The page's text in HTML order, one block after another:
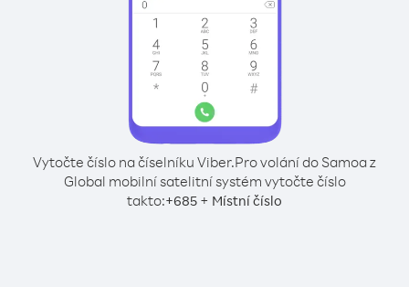
Vytočte číslo na číselníku Viber.Pro volání do Samoa z
Global mobilní satelitní systém vytočte číslo
takto:+685 + Místní číslo